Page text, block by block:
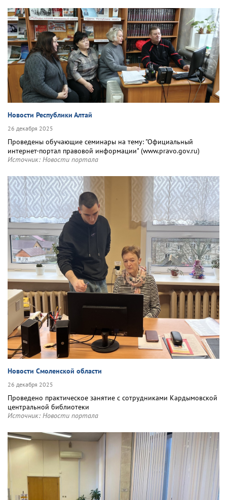
Новости Республики Алтай
26 декабря 2025
Проведены обучающие семинары на тему: "Официальный
интернет-портал правовой информации" (www.pravo.gov.ru)
Источник: Новости портала
Новости Смоленской области
26 декабря 2025
Проведено практическое занятие с сотрудниками Кардымовской
центральной библиотеки
Источник: Новости портала